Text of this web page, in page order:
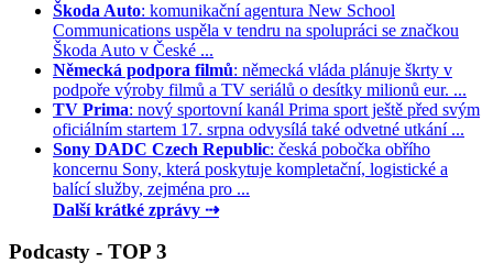
Škoda Auto: komunikační agentura New School
Communications uspěla v tendru na spolupráci se značkou
Škoda Auto v České ...
Německá podpora filmů: německá vláda plánuje škrty v
podpoře výroby filmů a TV seriálů o desítky milionů eur. ...
TV Prima: nový sportovní kanál Prima sport ještě před svým
oficiálním startem 17. srpna odvysílá také odvetné utkání ...
Sony DADC Czech Republic: česká pobočka obřího
koncernu Sony, která poskytuje kompletační, logistické a
balící služby, zejména pro ...
Další krátké zprávy ⇢
Podcasty - TOP 3